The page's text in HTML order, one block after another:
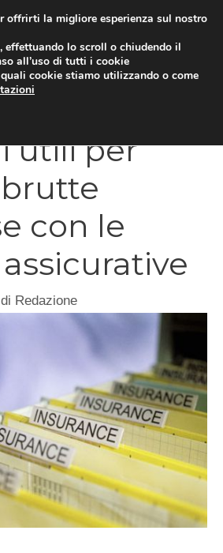
utili per
con le
di Redazione
offrirti la migliore esperienza sul nostro
effettuando lo scroll o chiudendo il
all’uso di tutti i cookie
cookie stiamo utilizzando o come